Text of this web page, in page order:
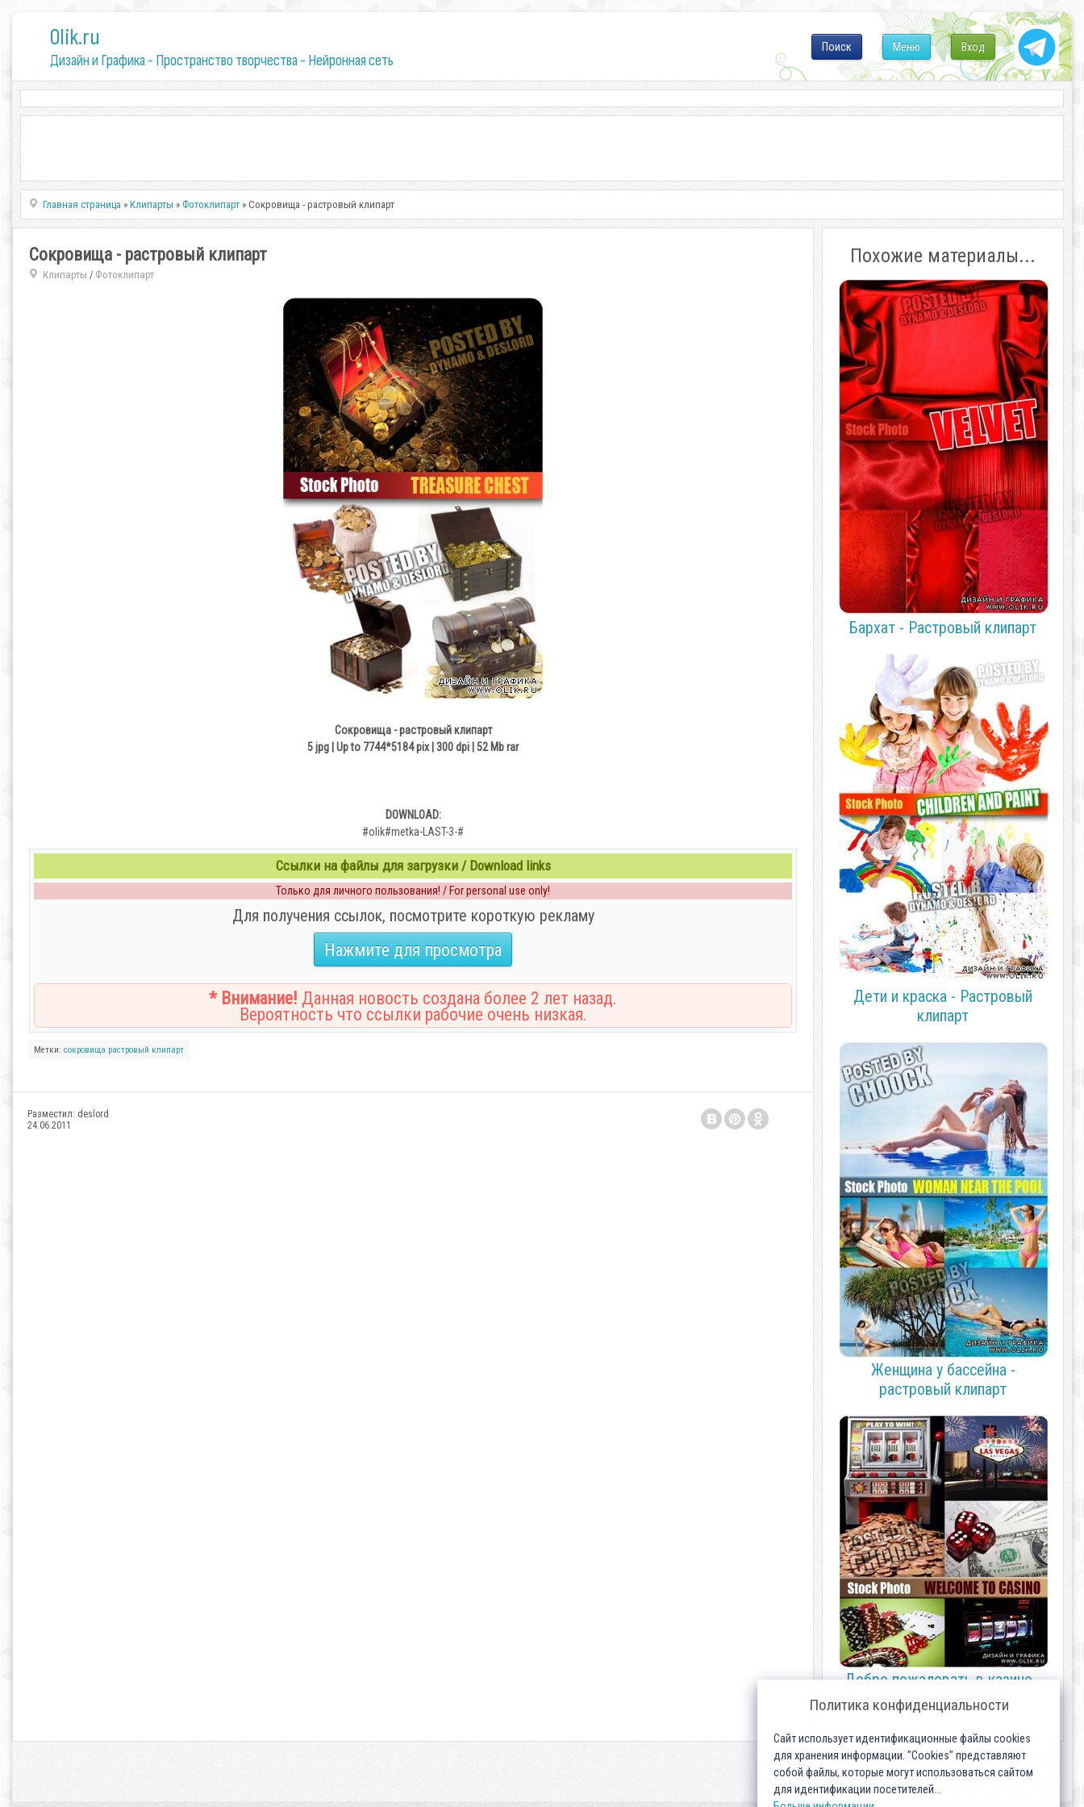
0lik.ru
Дизайн и Графика - Пространство творчества - Нейронная сеть
Вход
Меню
Поиск
Главная страница »Клипарты » Фотоклипарт » Сокровища - растровый клипарт
Сокровища - растровый клипарт
Клипарты / Фотоклипарт
Сокровища - растровый клипарт
5 jpg | Up to 7744*5184 pix | 300 dpi | 52 Mb rar
DOWNLOAD:
#olik#metka-LAST-3-#
Ссылки на файлы для загрузки / Download links
Только для личного пользования! / For personal use only!
Для получения ссылок, посмотрите короткую рекламу
Нажмите для просмотра
* Внимание! Данная новость создана более 2 лет назад.
Вероятность что ссылки рабочие очень низкая.
Метки: сокровища растровый клипарт
Разместил: deslord
24.06.2011
Похожие материалы...
Бархат - Растровый клипарт
Дети и краска - Растровый
клипарт
Женщина у бассейна -
растровый клипарт
Добро пожаловать в казино -
растровый клипарт
Политика конфиденциальности
Сайт использует идентификационные файлы cookies
для хранения информации. "Cookies" представляют
собой файлы, которые могут использоваться сайтом
для идентификации посетителей...